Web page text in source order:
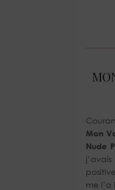
Mon
Nude
me